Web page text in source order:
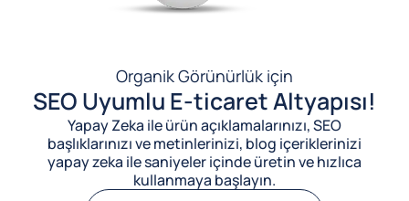
Organik Görünürlük için
SEO Uyumlu E-ticaret Altyapısı!
Yapay Zeka ile ürün açıklamalarınızı, SEO
başlıklarınızı ve metinlerinizi, blog içeriklerinizi
yapay zeka ile saniyeler içinde üretin ve hızlıca
kullanmaya başlayın.